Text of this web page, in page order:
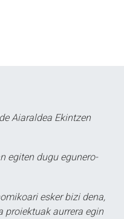
Aiaraldea Ekintzen
egiten dugu egunero-
esker bizi dena,
aurrera egin